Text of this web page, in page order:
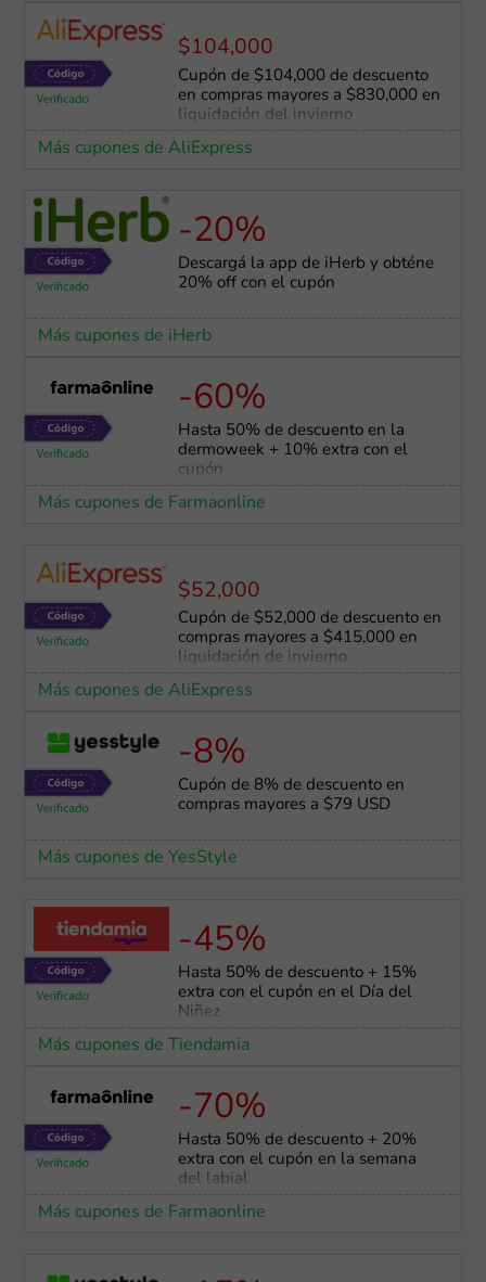
$104,000
Cupón de $104,000 de descuento
en compras mayores a $830,000 en
liquidación del invierno
Más cupones de AliExpress
-20%
Descargá la app de iHerb y obténe
20% off con el cupón
Más cupones de iHerb
-60%
Hasta 50% de descuento en la
dermoweek + 10% extra con el
cupón
Más cupones de Farmaonline
$52,000
Cupón de $52,000 de descuento en
compras mayores a $415,000 en
liquidación de invierno
Más cupones de AliExpress
-8%
Cupón de 8% de descuento en
compras mayores a $79 USD
Más cupones de YesStyle
-45%
Hasta 50% de descuento + 15%
extra con el cupón en el Día del
Niñez
Más cupones de Tiendamia
-70%
Hasta 50% de descuento + 20%
extra con el cupón en la semana
del labial
Más cupones de Farmaonline